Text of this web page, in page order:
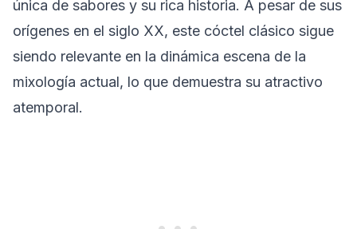
única de sabores y su rica historia. A pesar de sus
orígenes en el siglo XX, este cóctel clásico sigue
siendo relevante en la dinámica escena de la
mixología actual, lo que demuestra su atractivo
atemporal.